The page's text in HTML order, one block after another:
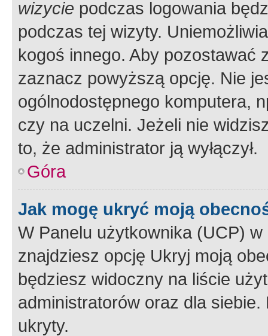
wizycie podczas logowania
podczas tej wizyty.
kogoś innego. Aby pozostawać
zaznacz powyższą opcję. Nie
ogólnodostępnego komputera,
czy na uczelni. Jeżeli nie
to, że administrator ją wyłączył.
Góra
Jak mogę ukryć moją
W Panelu użytkownika (UCP) w
znajdziesz opcję Ukryj moją
będziesz widoczny na liście
administratorów oraz dla
ukryty.